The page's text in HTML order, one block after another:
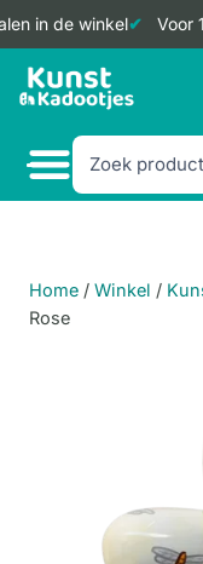
in de winkel Voor
Doorgaan
naar
Home / Winkel /
Rose